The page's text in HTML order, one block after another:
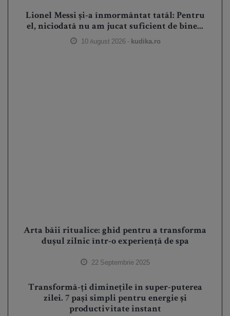
Lionel Messi și-a înmormântat tatăl: Pentru
el, niciodată nu am jucat suficient de bine...
10 August 2026 - kudika.ro
Arta băii ritualice: ghid pentru a transforma
dușul zilnic într-o experiență de spa
22 Septembrie 2025
Transformă-ți diminețile în super-puterea
zilei. 7 pași simpli pentru energie și
productivitate instant